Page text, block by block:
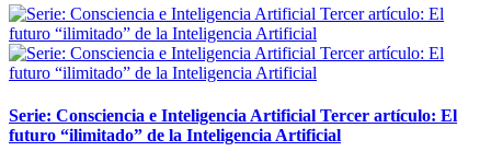
Serie: Consciencia e Inteligencia Artificial Tercer artículo: El
futuro “ilimitado” de la Inteligencia Artificial